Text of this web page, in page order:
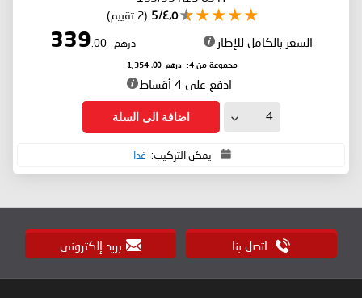
٤٫٥/5 (2 تقييم)
السعر بالكامل للإطار درهم 339
.00
مجموعة من 4: درهم 1,354
.00
ادفع على 4 أقساط
اضافة الى السلة
يمكن التركيب: غدا
اتصل بنا بريد إلكتروني